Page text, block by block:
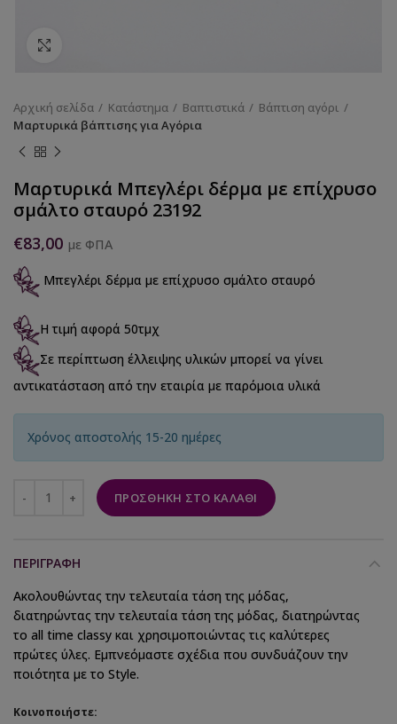
Αρχική σελίδα Κατάστημα Βαπτιστικά
Βάπτιση αγόρι
Μαρτυρικά βάπτισης για Αγόρια
Μαρτυρικά Μπεγλέρι δέρμα με επίχρυσο
σμάλτο σταυρό 23192
€83,00 με ΦΠΑ
Μπεγλέρι δέρμα με επίχρυσο σμάλτο σταυρό
Η τιμή αφορά 50τμχ
Σε περίπτωση έλλειψης υλικών μπορεί να γίνει
αντικατάσταση από την εταιρία με παρόμοια υλικά
Χρόνος αποστολής 15-20 ημέρες
ΠΡΟΣΘΉΚΗ ΣΤΟ ΚΑΛΆΘΙ
ΠΕΡΙΓΡΑΦΉ
Ακολουθώντας την τελευταία τάση της μόδας,
διατηρώντας την τελευταία τάση της μόδας, διατηρώντας
το all time classy και χρησιμοποιώντας τις καλύτερες
πρώτες ύλες. Εμπνεόμαστε σχέδια που συνδυάζουν την
ποιότητα με το Style.
Κοινοποιήστε: